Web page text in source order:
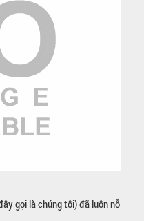
gọi là chúng tôi) đã luôn nỗ